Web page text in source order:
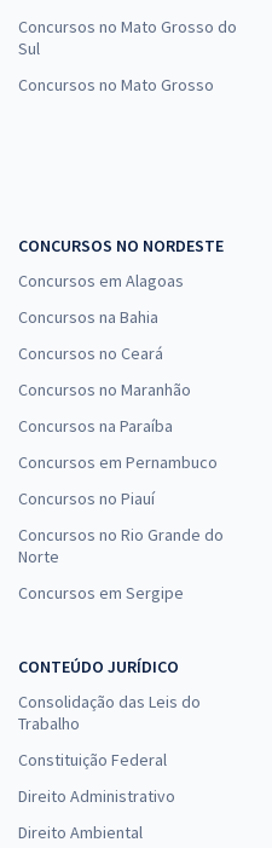
Concursos no Mato Grosso do
Sul
Concursos no Mato Grosso
CONCURSOS NO NORDESTE
Concursos em Alagoas
Concursos na Bahia
Concursos no Ceará
Concursos no Maranhão
Concursos na Paraíba
Concursos em Pernambuco
Concursos no Piauí
Concursos no Rio Grande do
Norte
Concursos em Sergipe
CONTEÚDO JURÍDICO
Consolidação das Leis do
Trabalho
Constituição Federal
Direito Administrativo
Direito Ambiental